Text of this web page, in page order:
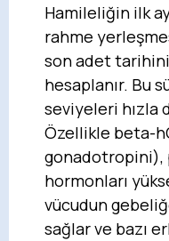
Hamileliğin ilk
rahme
son adet
hesaplanır. Bu
seviyeleri hızla
Özellikle beta-
gonadotropini),
hormonları
vücudun
sağlar ve bazı